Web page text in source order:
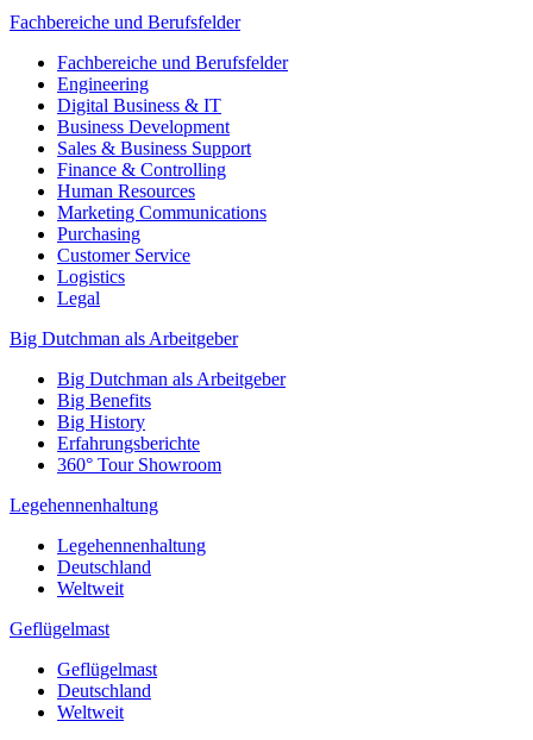
Fachbereiche und Berufsfelder
Fachbereiche und Berufsfelder
Engineering
Digital Business & IT
Business Development
Sales & Business Support
Finance & Controlling
Human Resources
Marketing Communications
Purchasing
Customer Service
Logistics
Legal
Big Dutchman als Arbeitgeber
Big Dutchman als Arbeitgeber
Big Benefits
Big History
Erfahrungsberichte
360° Tour Showroom
Legehennenhaltung
Legehennenhaltung
Deutschland
Weltweit
Geflügelmast
Geflügelmast
Deutschland
Weltweit